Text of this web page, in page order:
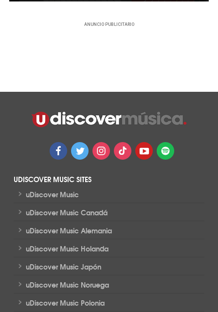
ANUNCIO PUBLICITARIO
UDISCOVER MUSIC SITES
> uDiscover Music
> uDiscover Music Canadá
> uDiscover Music Alemania
> uDiscover Music Holanda
> uDiscover Music Japón
> uDiscover Music Noruega
> uDiscover Music Polonia